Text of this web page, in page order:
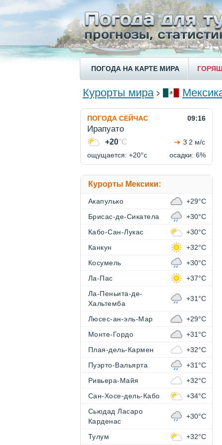
ПОГОДА НА КАРТЕ МИРА
Курорты мира
ПОГОДА СЕЙЧАС 09:16
Ирапуато
+20°C
З 2 м/с
ощущается: +20°c
осадки: 6%
Курорты Мексики:
Акапулько
+29°C
Брисас-де-Сикатела
+30°C
Кабо-Сан-Лукас
+30°C
Канкун
+32°C
Косумель
+30°C
Ла-Пас
+37°C
Ла-Пеньита-де-
Хальтемба
+31°C
Люсес-ан-эль-Мар
+29°C
Монте-Гордо
+31°C
Плая-дель-Кармен
+32°C
Пуэрто-Вальярта
+31°C
Ривьера-Майя
+32°C
Сан-Хосе-дель-Кабо
+34°C
Сьюдад Ласаро
Карденас
+30°C
Тулум +32°C